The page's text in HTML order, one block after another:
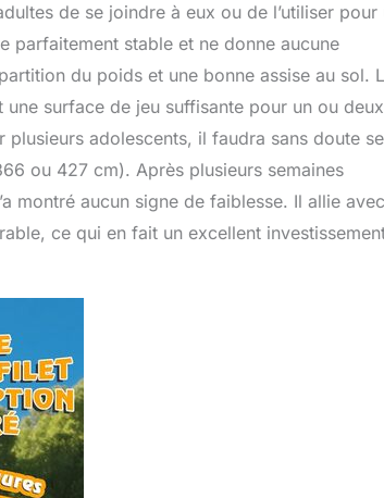
de se joindre à eux ou de l’utiliser pour
parfaitement stable et ne donne aucune
du poids et une bonne assise au sol.
surface de jeu suffisante pour un ou deux
adolescents, il faudra sans doute se
ou 427 cm). Après plusieurs semaines
montré aucun signe de faiblesse. Il allie avec
ce qui en fait un excellent